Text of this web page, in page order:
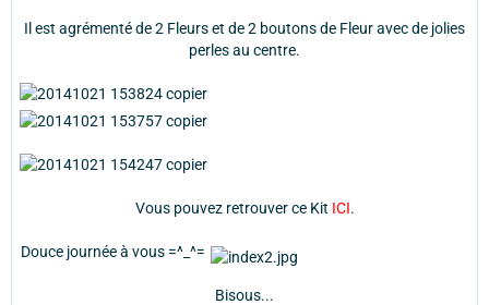
Il est agrémenté de 2 Fleurs et de 2 boutons de Fleur avec de jolies
perles au centre.
Vous pouvez retrouver ce Kit ICI.
Douce journée à vous =^_^=
Bisous...